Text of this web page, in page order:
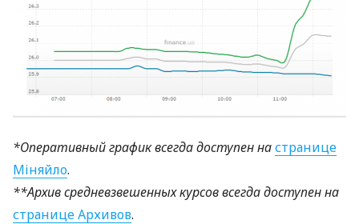
*Оперативный график всегда доступен настранице
Міняйло.
**Архив средневзвешенных курсов всегда доступен на
странице Архивов.